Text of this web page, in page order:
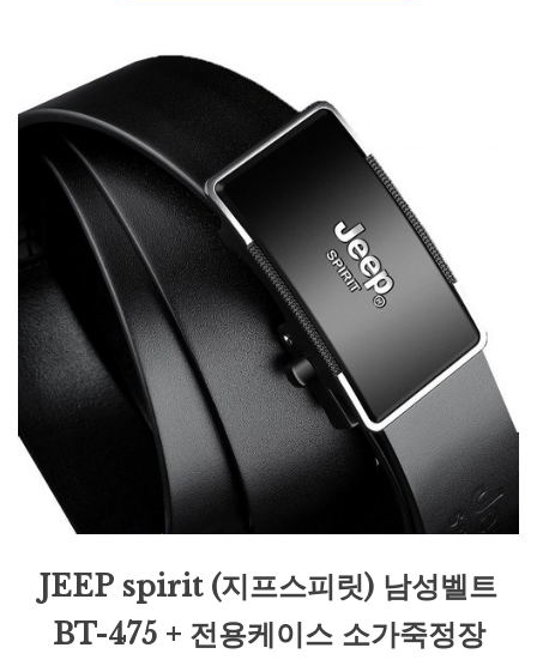
JEEP spirit (지프스피릿) 남성벨트
BT-475 + 전용케이스 소가죽정장